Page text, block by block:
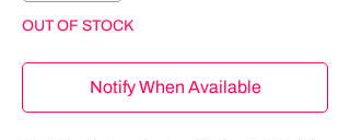
OUT OF STOCK
Notify When Available